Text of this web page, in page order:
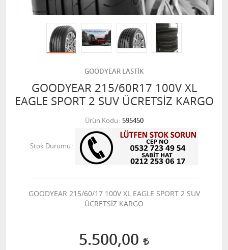
GOODYEAR LASTİK
GOODYEAR 215/60R17 100V XL
EAGLE SPORT 2 SUV ÜCRETSİZ KARGO
Ürün Kodu 595450
Stok Durumu
GOODYEAR 215/60/17 100V XL EAGLE SPORT 2 SUV
ÜCRETSİZ KARGO
5.500,00